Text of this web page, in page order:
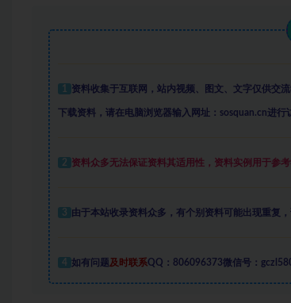
1 资料收集于互联网 ， 站内视频、图文、文字仅供交
下载资料，请在电脑浏览器输入网址：sosquan.cn进行
2 资料众多无法保证资料其适用性，资料实例 用于参
3 由于本站收录资料众多，有个别资料可能出现重复，
4 如有问题及时联系QQ：806096373微信号：